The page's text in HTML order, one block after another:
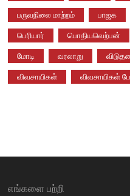
பருவநிலை மாற்றம் பாஜக
பெரியார் பொதியவெற்பன்
மோடி வரலாறு
விவசாயிகள் விவசாயிகள்
எங்களை பற்றி